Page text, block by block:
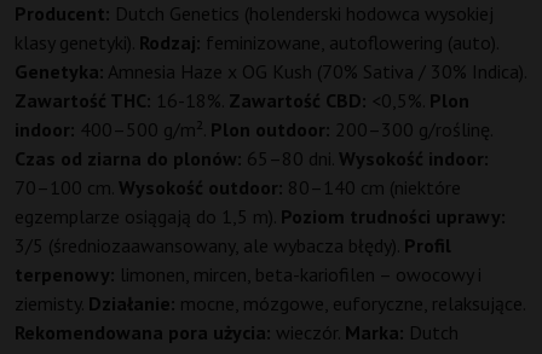
Producent: Dutch Genetics (holenderski hodowca wysokiej
klasy genetyki). Rodzaj: feminizowane, autoflowering (auto).
Genetyka: Amnesia Haze x OG Kush (70% Sativa / 30% Indica).
Zawartość THC: 16-18%. Zawartość CBD: <0,5%. Plon
indoor: 400–500 g/m². Plon outdoor: 200–300 g/roślinę.
Czas od ziarna do plonów: 65–80 dni. Wysokość indoor:
70–100 cm. Wysokość outdoor: 80–140 cm (niektóre
egzemplarze osiągają do 1,5 m). Poziom trudności uprawy:
3/5 (średniozaawansowany, ale wybacza błędy). Profil
terpenowy: limonen, mircen, beta-kariofilen – owocowy i
ziemisty. Działanie: mocne, mózgowe, euforyczne, relaksujące.
Rekomendowana pora użycia: wieczór. Marka: Dutch